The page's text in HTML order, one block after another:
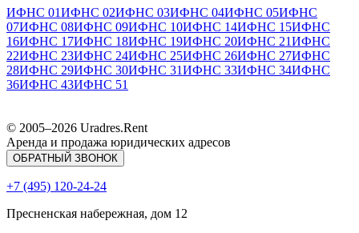
ИФНС 01ИФНС 02ИФНС 03ИФНС 04ИФНС 05ИФНС
07ИФНС 08ИФНС 09ИФНС 10ИФНС 14ИФНС 15ИФНС
16ИФНС 17ИФНС 18ИФНС 19ИФНС 20ИФНС 21ИФНС
22ИФНС 23ИФНС 24ИФНС 25ИФНС 26ИФНС 27ИФНС
28ИФНС 29ИФНС 30ИФНС 31ИФНС 33ИФНС 34ИФНС
36ИФНС 43ИФНС 51
© 2005–2026 Uradres.Rent
Аренда и продажа юридических адресов
ОБРАТНЫЙ ЗВОНОК
+7 (495) 120-24-24
Пресненская набережная, дом 12